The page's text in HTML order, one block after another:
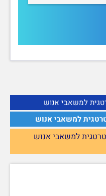
למשאבי אנוש
למשאבי אנוש
למשאבי אנוש